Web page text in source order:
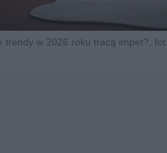
trendy w 2026 roku tracą impet?,